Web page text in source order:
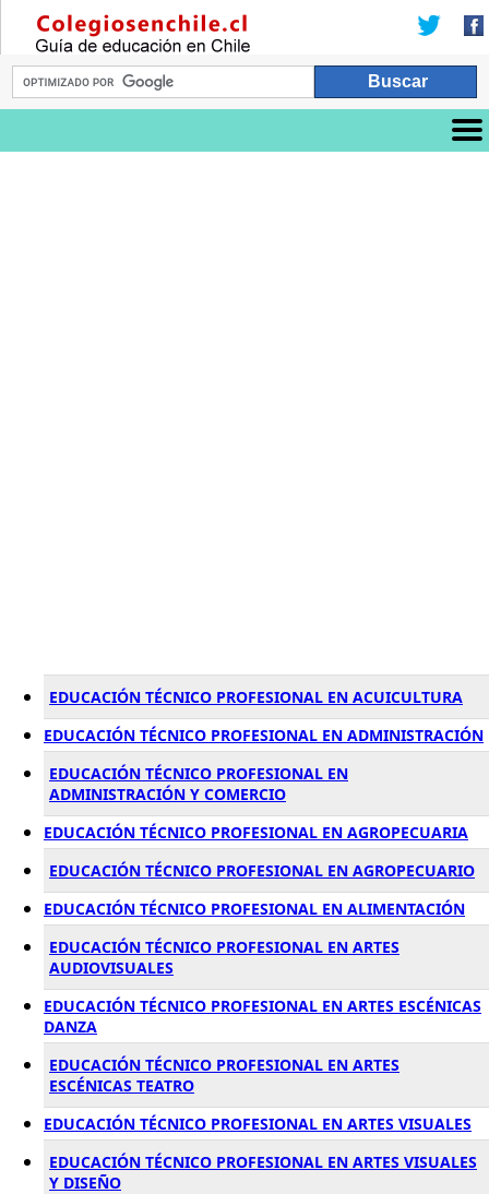
EDUCACIÓN TÉCNICO PROFESIONAL EN ACUICULTURA
EDUCACIÓN TÉCNICO PROFESIONAL EN ADMINISTRACIÓN
EDUCACIÓN TÉCNICO PROFESIONAL EN
ADMINISTRACIÓN Y COMERCIO
EDUCACIÓN TÉCNICO PROFESIONAL EN AGROPECUARIA
EDUCACIÓN TÉCNICO PROFESIONAL EN AGROPECUARIO
EDUCACIÓN TÉCNICO PROFESIONAL EN ALIMENTACIÓN
EDUCACIÓN TÉCNICO PROFESIONAL EN ARTES
AUDIOVISUALES
EDUCACIÓN TÉCNICO PROFESIONAL EN ARTES ESCÉNICAS
DANZA
EDUCACIÓN TÉCNICO PROFESIONAL EN ARTES
ESCÉNICAS TEATRO
EDUCACIÓN TÉCNICO PROFESIONAL EN ARTES VISUALES
EDUCACIÓN TÉCNICO PROFESIONAL EN ARTES VISUALES
Y DISEÑO